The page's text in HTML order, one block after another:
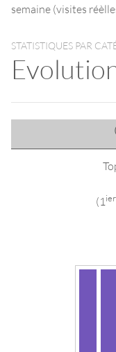
semaine (visites
STATISTIQUES PAR
(1 ier